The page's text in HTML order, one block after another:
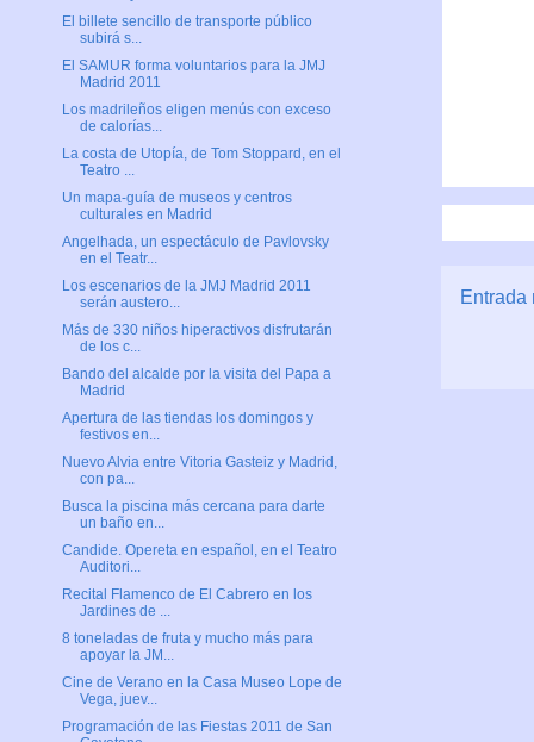
Entrada
El billete sencillo de transporte público
subirá s...
El SAMUR forma voluntarios para la JMJ
Madrid 2011
Los madrileños eligen menús con exceso
de calorías...
La costa de Utopía, de Tom Stoppard, en el
Teatro ...
Un mapa-guía de museos y centros
culturales en Madrid
Angelhada, un espectáculo de Pavlovsky
en el Teatr...
Los escenarios de la JMJ Madrid 2011
serán austero...
Más de 330 niños hiperactivos disfrutarán
de los c...
Bando del alcalde por la visita del Papa a
Madrid
Apertura de las tiendas los domingos y
festivos en...
Nuevo Alvia entre Vitoria Gasteiz y Madrid,
con pa...
Busca la piscina más cercana para darte
un baño en...
Candide. Opereta en español, en el Teatro
Auditori...
Recital Flamenco de El Cabrero en los
Jardines de ...
8 toneladas de fruta y mucho más para
apoyar la JM...
Cine de Verano en la Casa Museo Lope de
Vega, juev...
Programación de las Fiestas 2011 de San